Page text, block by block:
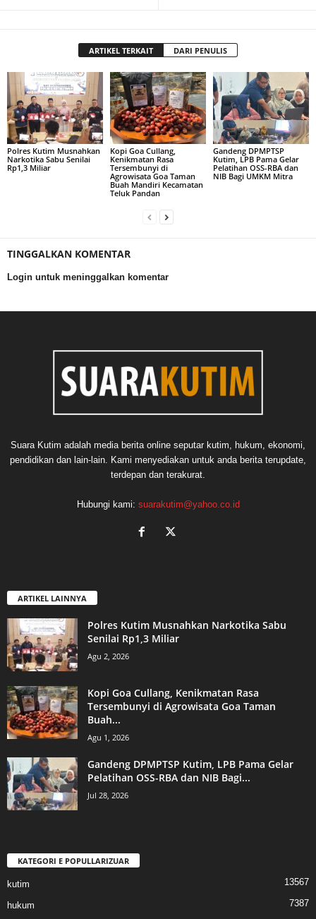
ARTIKEL TERKAIT DARI PENULIS
Polres Kutim Musnahkan
Narkotika Sabu Senilai
Rp1,3 Miliar
Kopi Goa Cullang,
Kenikmatan Rasa
Tersembunyi di
Agrowisata Goa Taman
Buah Mandiri Kecamatan
Teluk Pandan
Gandeng DPMPTSP
Kutim, LPB Pama Gelar
Pelatihan OSS-RBA dan
NIB Bagi UMKM Mitra
TINGGALKAN KOMENTAR
Login untuk meninggalkan komentar
Suara Kutim adalah media berita online seputar kutim, hukum, ekonomi,
pendidikan dan lain-lain. Kami menyediakan untuk anda berita terupdate,
terdepan dan terakurat.
Hubungi kami: suarakutim@yahoo.co.id
ARTIKEL LAINNYA
Polres Kutim Musnahkan Narkotika Sabu
Senilai Rp1,3 Miliar
Agu 2, 2026
Kopi Goa Cullang, Kenikmatan Rasa
Tersembunyi di Agrowisata Goa Taman
Buah...
Agu 1, 2026
Gandeng DPMPTSP Kutim, LPB Pama Gelar
Pelatihan OSS-RBA dan NIB Bagi...
Jul 28, 2026
KATEGORI E POPULLARIZUAR
kutim 13567
hukum
7387